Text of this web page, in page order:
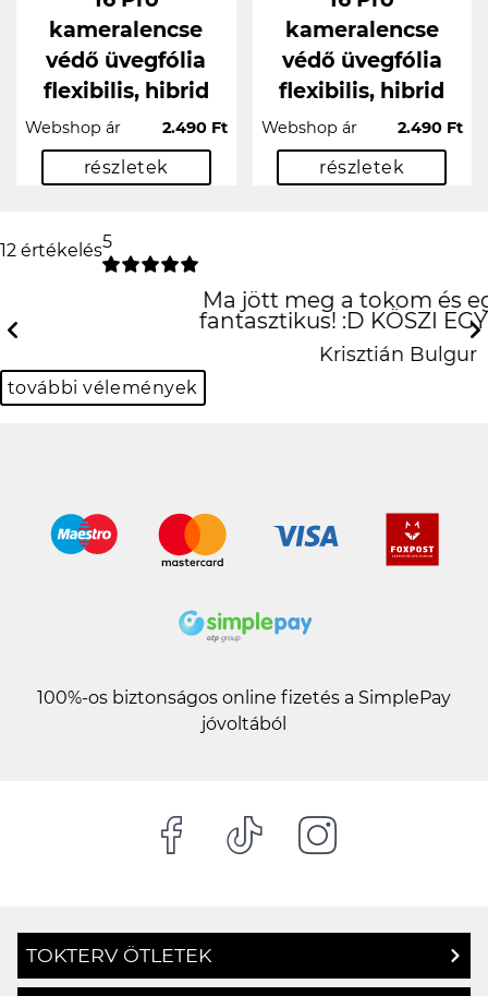
kameralencse
védő üvegfólia
flexibilis, hibrid
Webshop ár 2.490 Ft
részletek
kameralencse
védő üvegfólia
flexibilis, hibrid
Webshop ár 2.490 Ft
részletek
12 értékelés5
Ma jött meg a tokom és egyszerűen
fantasztikus! :D KÖSZI EGYEDIALMA!
Krisztián Bulgur
Previous
további vélemények
100%-os biztonságos online fizetés a SimplePay
jóvoltából
TOKTERV ÖTLETEK